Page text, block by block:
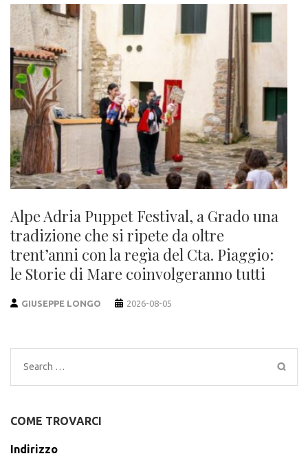
Alpe Adria Puppet Festival, a Grado una
tradizione che si ripete da oltre
trent’anni con la regìa del Cta. Piaggio:
le Storie di Mare coinvolgeranno tutti
GIUSEPPE LONGO 2026-08-05
Search
for:
COME TROVARCI
Indirizzo